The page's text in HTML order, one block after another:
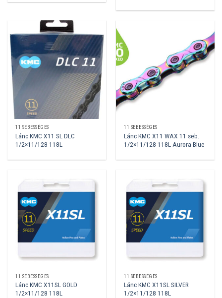
11 SEBESSÉGES
Lánc KMC X11 SL DLC
1/2×11/128 118L
11 SEBESSÉGES
Lánc KMC X11 WAX 11 seb.
1/2×11/128 118L Aurora Blue
11 SEBESSÉGES
Lánc KMC X11SL GOLD
1/2×11/128 118L
11 SEBESSÉGES
Lánc KMC X11SL SILVER
1/2×11/128 118L